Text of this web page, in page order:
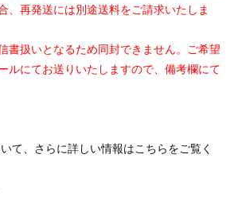
、再発送には別途送料をご請求いたしま
書扱いとなるため同封できません。ご希望
ルにてお送りいたしますので、備考欄にて
て、さらに詳しい情報はこちらをご覧く